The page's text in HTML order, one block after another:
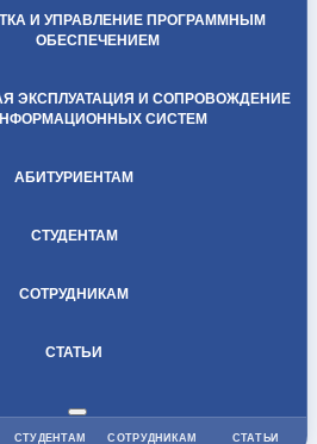
И УПРАВЛЕНИЕ ПРОГРАММНЫМ
ОБЕСПЕЧЕНИЕМ
ЭКСПЛУАТАЦИЯ И СОПРОВОЖДЕНИЕ
СИСТЕМ
АБИТУРИЕНТАМ
СТУДЕНТАМ
СОТРУДНИКАМ
СТАТЬИ
СТУДЕНТАМ СОТРУДНИКАМ СТАТЬИ